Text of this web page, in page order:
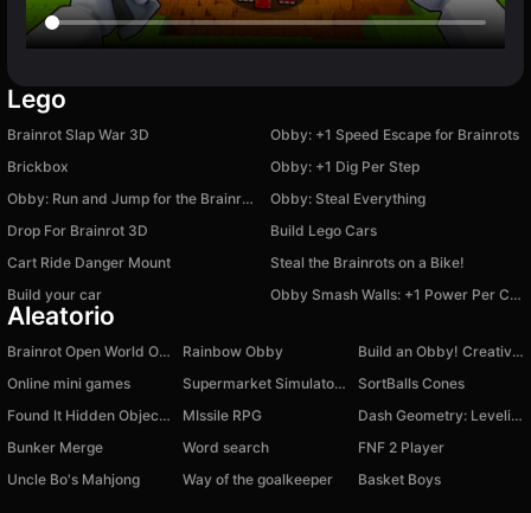
Lego
Brainrot Slap War 3D
Obby: +1 Speed Escape for Brainrots
Brickbox
Obby: +1 Dig Per Step
Obby: Run and Jump for the Brainrots!
Obby: Steal Everything
Drop For Brainrot 3D
Build Lego Cars
Cart Ride Danger Mount
Steal the Brainrots on a Bike!
Build your car
Obby Smash Walls: +1 Power Per Click
Aleatorio
Brainrot Open World Online Rainbow Obby
Build an Obby! Creative Tycoon Magnate 100% +1 3D
Online mini games
Supermarket Simulator: Store Cashier
SortBalls Cones
Found It Hidden Object Game
MIssile RPG
Dash Geometry: Leveling Up
Bunker Merge
Word search
FNF 2 Player
Uncle Bo's Mahjong
Way of the goalkeeper Basket Boys